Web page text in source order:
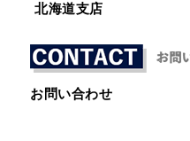
北海道支店
お問い合わせ